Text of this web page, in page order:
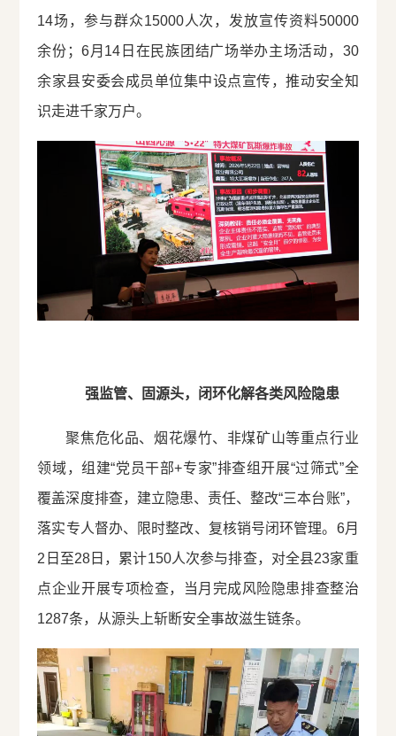
14场，参与群众15000人次，发放宣传资料50000
余份；6月14日在民族团结广场举办主场活动，30
余家县安委会成员单位集中设点宣传，推动安全知
识走进千家万户。
强监管、固源头，闭环化解各类风险隐患
聚焦危化品、烟花爆竹、非煤矿山等重点行业
领域，组建“党员干部+专家”排查组开展“过筛式”全
覆盖深度排查，建立隐患、责任、整改“三本台账”，
落实专人督办、限时整改、复核销号闭环管理。6月
2日至28日，累计150人次参与排查，对全县23家重
点企业开展专项检查，当月完成风险隐患排查整治
1287条，从源头上斩断安全事故滋生链条。